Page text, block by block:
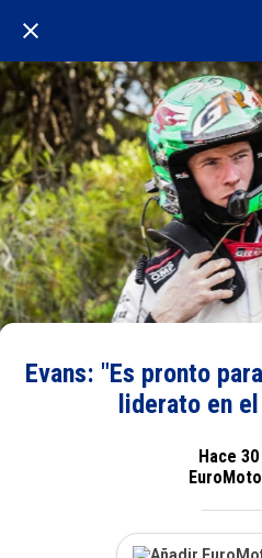
Evans: "Es pronto
liderato en
Hace
Añadir